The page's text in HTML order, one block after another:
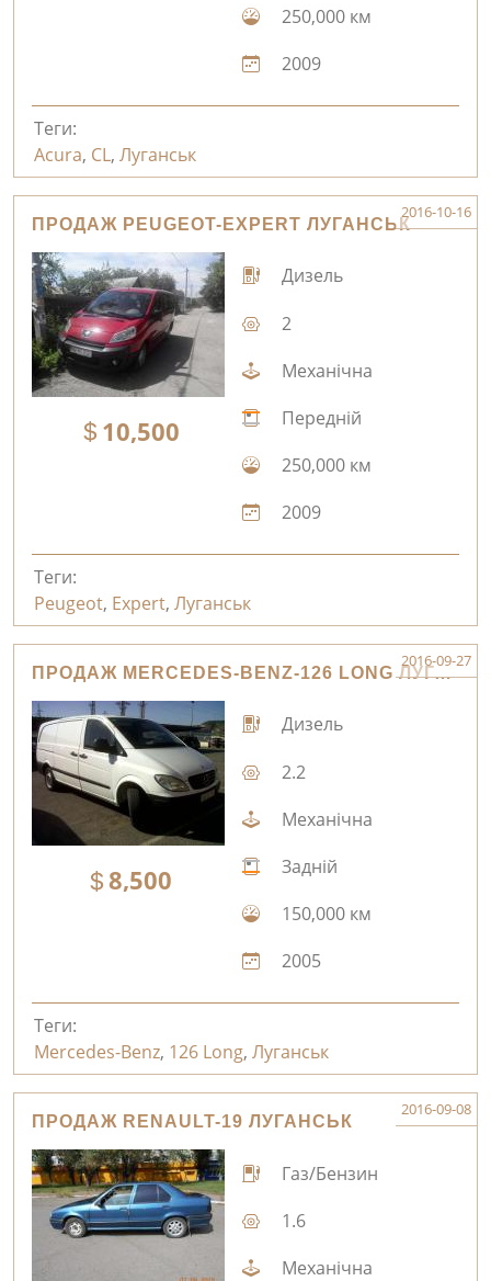
250,000 км
2009
Теги:
Acura, CL, Луганськ
ПРОДАЖ PEUGEOT-EXPERT ЛУГАНСЬК
2016-10-16
10,500
Дизель
2
Механічна
Передній
250,000 км
2009
Теги:
Peugeot, Expert, Луганськ
ПРОДАЖ MERCEDES-BENZ-126 LONG ЛУГАНСЬК
2016-09-27
8,500
Дизель
2.2
Механічна
Задній
150,000 км
2005
Теги:
Mercedes-Benz, 126 Long, Луганськ
ПРОДАЖ RENAULT-19 ЛУГАНСЬК
2016-09-08
Газ/Бензин
1.6
Механічна